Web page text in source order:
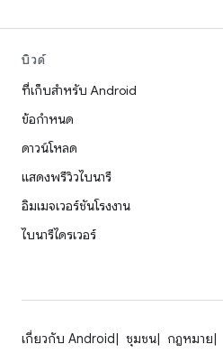
บิวด์
ที่เก็บสำหรับ Android
ข้อกำหนด
ดาวน์โหลด
แสดงพรีวิวไบนารี
อิมเมจเวอร์ชันโรงงาน
ไบนารีไดรเวอร์
เกี่ยวกับ Android ชุมชน กฎหมาย